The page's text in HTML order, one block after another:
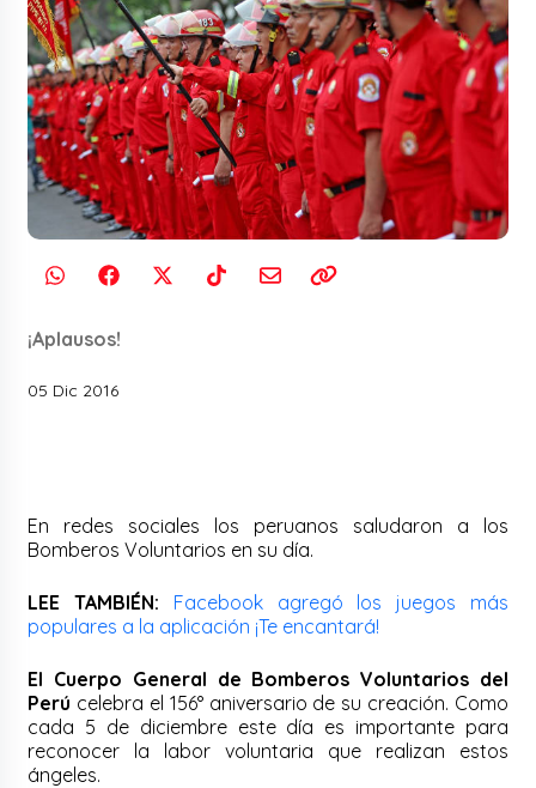
¡Aplausos!
05 Dic 2016
En redes sociales los peruanos saludaron a los
Bomberos Voluntarios en su día.
LEE TAMBIÉN:
Facebook agregó los juegos más
populares a la aplicación ¡Te encantará!
El Cuerpo General de Bomberos Voluntarios del
Perú celebra el 156° aniversario de su creación. Como
cada 5 de diciembre este día es importante para
reconocer la labor voluntaria que realizan estos
ángeles.